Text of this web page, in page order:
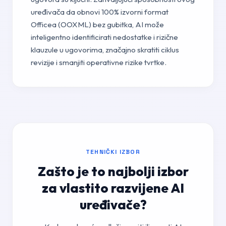
uređivača da obnovi 100% izvorni format
Officea (OOXML) bez gubitka, AI može
inteligentno identificirati nedostatke i rizične
klauzule u ugovorima, značajno skratiti ciklus
revizije i smanjiti operativne rizike tvrtke.
TEHNIČKI IZBOR
Zašto je to najbolji izbor
za vlastito razvijene AI
uređivače?